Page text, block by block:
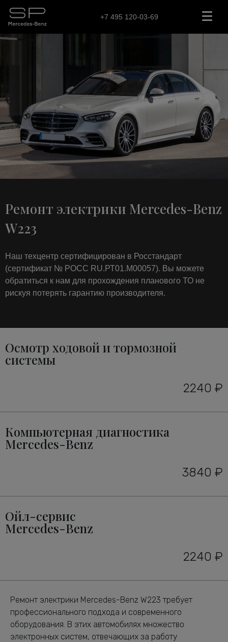
+7 495 120-03-69
Ремонт электрики Mercedes-Benz
W223
Наш техцентр сертифицирован в Росстандарт
(сертификат № РОСС RU.РТ01.М00057). Вы можете
обратиться к нам для прохождения планового ТО не
рискуя потерять гарантию производителя.
Осмотр ходовой и тормозной
системы
2240 ₽
Компьютерная диагностика
Mercedes-Benz
3840 ₽
Ойл-сервис
Mercedes-Benz
2240 ₽
Ремонт электрики Mercedes-Benz W223 требует
профессионального подхода и современного
оборудования. В этих автомобилях множество
электронных систем, отвечающих за работу